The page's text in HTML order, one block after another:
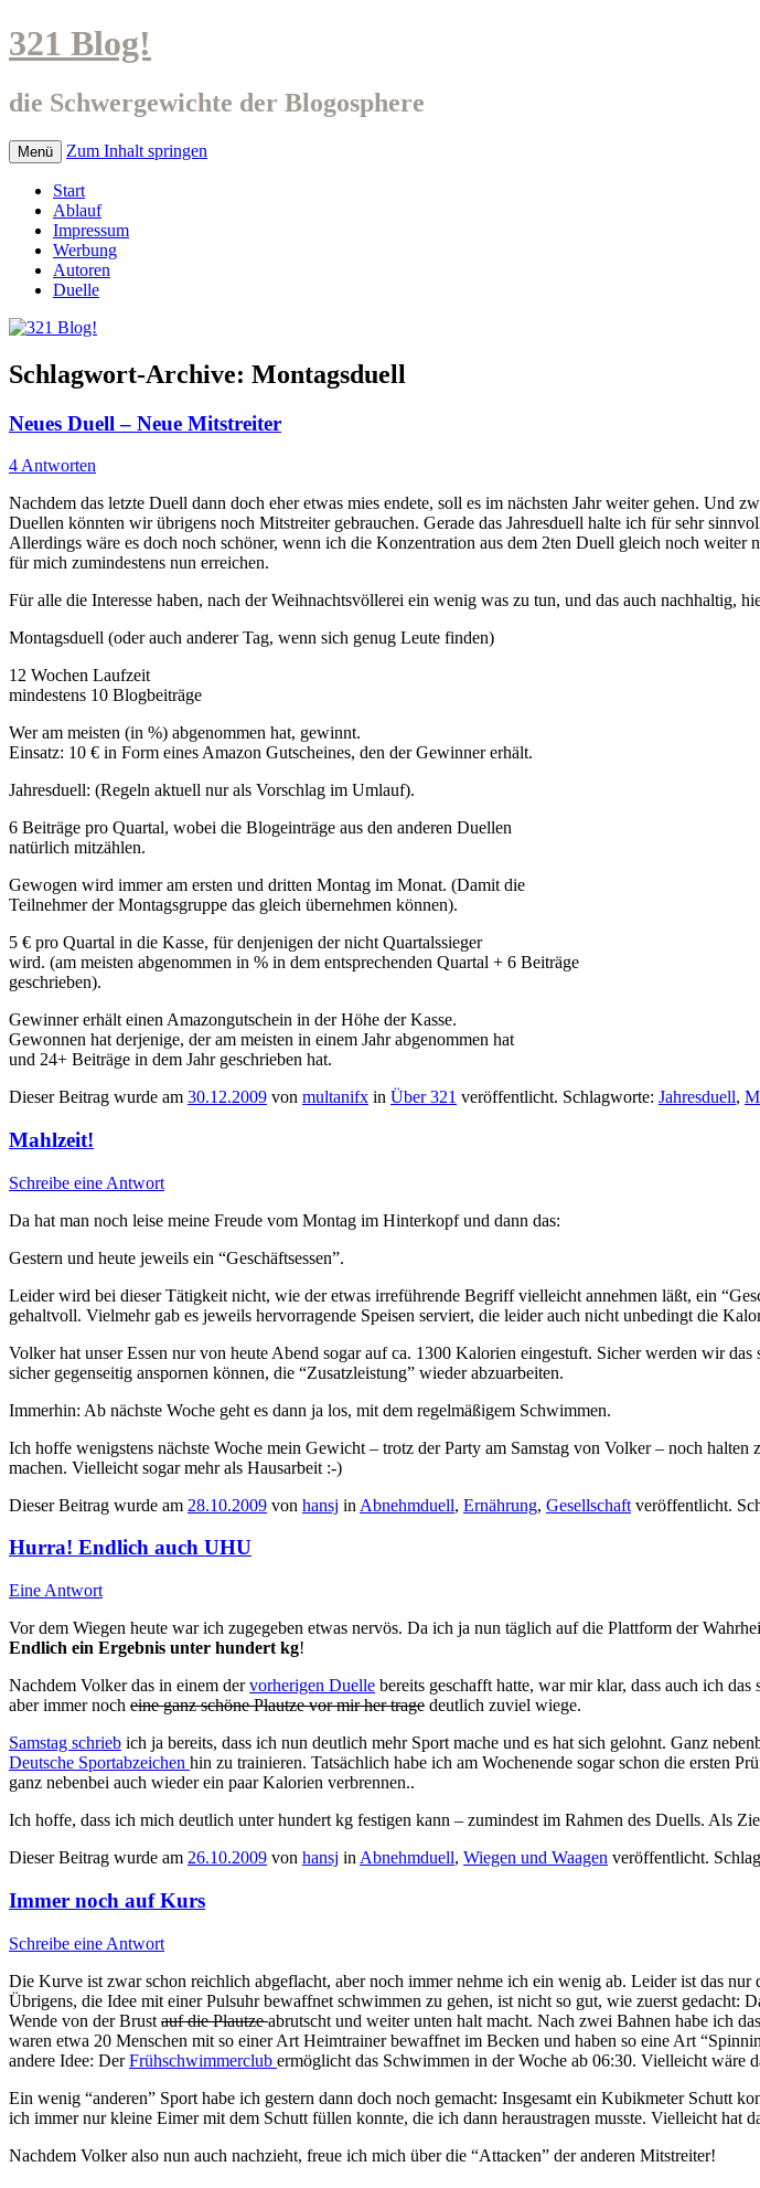
321 Blog!
die Schwergewichte der Blogosphere
Menü Zum Inhalt springen
Start
Ablauf
Impressum
Werbung
Autoren
Duelle
Schlagwort-Archive: Montagsduell
Neues Duell – Neue Mitstreiter
4 Antworten
Nachdem das letzte Duell dann doch eher etwas mies endete, soll es im nächsten Jahr weiter gehen. Und
Duellen könnten wir übrigens noch Mitstreiter gebrauchen. Gerade das Jahresduell halte ich für sehr
Allerdings wäre es doch noch schöner, wenn ich die Konzentration aus dem 2ten Duell gleich noch
für mich zumindestens nun erreichen.
Für alle die Interesse haben, nach der Weihnachtsvöllerei ein wenig was zu tun, und das auch nachhaltig,
Montagsduell (oder auch anderer Tag, wenn sich genug Leute finden)
12 Wochen Laufzeit
mindestens 10 Blogbeiträge
Wer am meisten (in %) abgenommen hat, gewinnt.
Einsatz: 10 € in Form eines Amazon Gutscheines, den der Gewinner erhält.
Jahresduell: (Regeln aktuell nur als Vorschlag im Umlauf).
6 Beiträge pro Quartal, wobei die Blogeinträge aus den anderen Duellen
natürlich mitzählen.
Gewogen wird immer am ersten und dritten Montag im Monat. (Damit die
Teilnehmer der Montagsgruppe das gleich übernehmen können).
5 € pro Quartal in die Kasse, für denjenigen der nicht Quartalssieger
wird. (am meisten abgenommen in % in dem entsprechenden Quartal + 6 Beiträge
geschrieben).
Gewinner erhält einen Amazongutschein in der Höhe der Kasse.
Gewonnen hat derjenige, der am meisten in einem Jahr abgenommen hat
und 24+ Beiträge in dem Jahr geschrieben hat.
Dieser Beitrag wurde am 30.12.2009 von multanifx in Über 321 veröffentlicht. Schlagworte: Jahresduell,
Mahlzeit!
Schreibe eine Antwort
Da hat man noch leise meine Freude vom Montag im Hinterkopf und dann das:
Gestern und heute jeweils ein “Geschäftsessen”.
Leider wird bei dieser Tätigkeit nicht, wie der etwas irreführende Begriff vielleicht annehmen läßt, ein
gehaltvoll. Vielmehr gab es jeweils hervorragende Speisen serviert, die leider auch nicht unbedingt die
Volker hat unser Essen nur von heute Abend sogar auf ca. 1300 Kalorien eingestuft. Sicher werden wir
sicher gegenseitig anspornen können, die “Zusatzleistung” wieder abzuarbeiten.
Immerhin: Ab nächste Woche geht es dann ja los, mit dem regelmäßigem Schwimmen.
Ich hoffe wenigstens nächste Woche mein Gewicht – trotz der Party am Samstag von Volker – noch
machen. Vielleicht sogar mehr als Hausarbeit :-)
Dieser Beitrag wurde am 28.10.2009 von hansj in Abnehmduell, Ernährung, Gesellschaft veröffentlicht.
Hurra! Endlich auch UHU
Eine Antwort
Vor dem Wiegen heute war ich zugegeben etwas nervös. Da ich ja nun täglich auf die Plattform der
Endlich ein Ergebnis unter hundert kg!
Nachdem Volker das in einem dervorherigen Duelle bereits geschafft hatte, war mir klar, dass auch ich
aber immer noch eine ganz schöne Plautze vor mir her trage deutlich zuviel wiege.
Samstag schrieb ich ja bereits, dass ich nun deutlich mehr Sport mache und es hat sich gelohnt. Ganz
Deutsche Sportabzeichen hin zu trainieren. Tatsächlich habe ich am Wochenende sogar schon die ersten
ganz nebenbei auch wieder ein paar Kalorien verbrennen..
Ich hoffe, dass ich mich deutlich unter hundert kg festigen kann – zumindest im Rahmen des Duells. Als
Dieser Beitrag wurde am 26.10.2009 von hansj in Abnehmduell, Wiegen und Waagen veröffentlicht.
Immer noch auf Kurs
Schreibe eine Antwort
Die Kurve ist zwar schon reichlich abgeflacht, aber noch immer nehme ich ein wenig ab. Leider ist das
Übrigens, die Idee mit einer Pulsuhr bewaffnet schwimmen zu gehen, ist nicht so gut, wie zuerst gedacht:
Wende von der Brust auf die Plautzeabrutscht und weiter unten halt macht. Nach zwei Bahnen habe ich
waren etwa 20 Menschen mit so einer Art Heimtrainer bewaffnet im Becken und haben so eine Art
andere Idee: DerFrühschwimmerclub ermöglicht das Schwimmen in der Woche ab 06:30. Vielleicht wäre
Ein wenig “anderen” Sport habe ich gestern dann doch noch gemacht: Insgesamt ein Kubikmeter Schutt
ich immer nur kleine Eimer mit dem Schutt füllen konnte, die ich dann heraustragen musste. Vielleicht hat
Nachdem Volker also nun auch nachzieht, freue ich mich über die “Attacken” der anderen Mitstreiter!